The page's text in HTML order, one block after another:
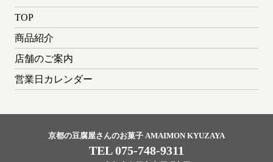
TOP
商品紹介
店舗のご案内
営業日カレンダー
京都の豆腐屋さんのお菓子 AMAIMON KYUZAYA
TEL 075-748-9311